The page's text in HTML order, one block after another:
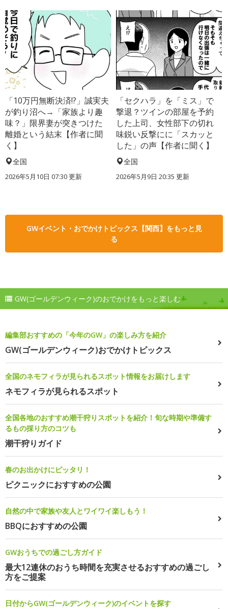
「10万円無断決済!?」誠実夫
が釣り沼へ→「家族より趣
味？」限界妻が突きつけた
離婚という結末【作者に聞
く】
全国
2026年5月10日 07:30 更新
「セクハラ」を「ミス」で
撃退？ツインの部屋を予約
した上司、女性部下の切れ
味鋭い反撃にに「スカッと
した」の声【作者に聞く】
全国
2026年5月9日 20:35 更新
GWイベント・おでかけトピックス【関西】をもっと見
る
GW(ゴールデンウィーク)のおでかけをもっと楽しむ
編集部おすすめの「今年のGW」の楽しみ方を紹介
GW(ゴールデンウィーク)おでかけトピックス
全国のネモフィラが見られるスポット情報をお届けします
ネモフィラが見られるスポット
全国各地のおすすめ潮干狩りスポットを紹介！旬な時期や準備す
るもの採り方のコツも
潮干狩りガイド
春のお出かけにピッタリ！
ピクニックにおすすめの公園
自然の中で家族や友人とワイワイ楽しもう！
BBQにおすすめの公園
GWおうちでの過ごし方ガイド
最大12連休のおうち時間を充実させるおすすめの過ごし
方をご提案
日付からGW(ゴールデンウィーク)のイベントを探す